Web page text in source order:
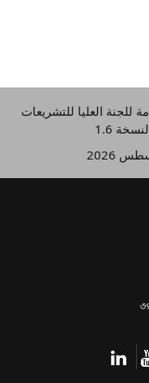
للجنة العليا للتشريعات